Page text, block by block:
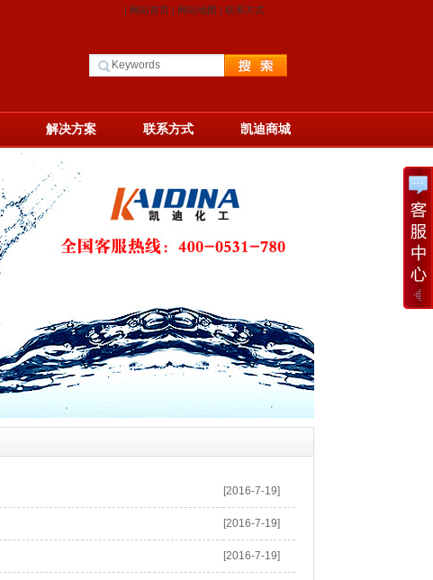
| 网站首页| 网站地图 | 联系方式
解决方案 联系方式 凯迪商城
[2016-7-19]
[2016-7-19]
[2016-7-19]